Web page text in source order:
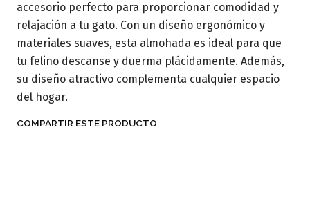
accesorio perfecto para proporcionar comodidad y
relajación a tu gato. Con un diseño ergonómico y
materiales suaves, esta almohada es ideal para que
tu felino descanse y duerma plácidamente. Además,
su diseño atractivo complementa cualquier espacio
del hogar.
COMPARTIR ESTE PRODUCTO